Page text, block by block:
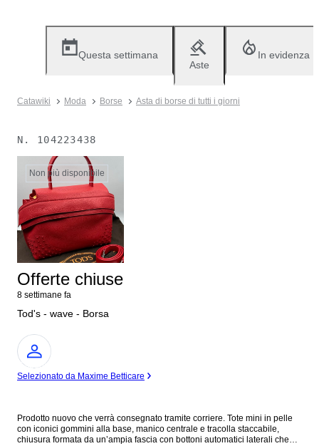
Questa settimana
Aste
In evidenza
Catawiki Moda Borse Asta di borse di tutti i giorni
N. 104223438
Non più disponibile
Offerte chiuse
8 settimane fa
Tod's - wave - Borsa
Esperto
Selezionato da Maxime Betticare
Prodotto nuovo che verrà consegnato tramite corriere. Tote mini in pelle
con iconici gommini alla base, manico centrale e tracolla staccabile,
chiusura formata da un’ampia fascia con bottoni automatici laterali che